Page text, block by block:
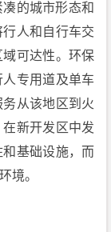
的城市形态和
人和自行车交
可达性。环保
专用道及单车
从该地区到火
新开发区中发
基础设施，而
境。